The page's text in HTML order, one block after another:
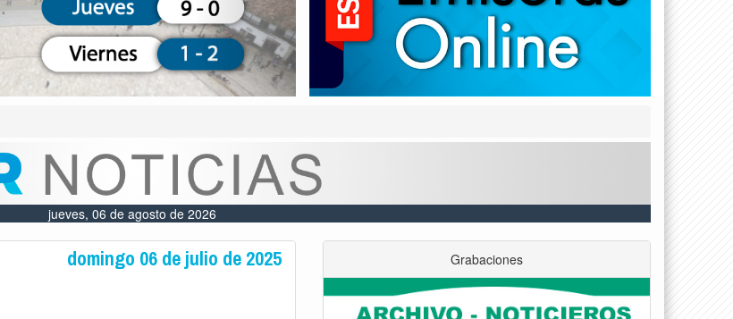
jueves, 06 de agosto de 2026
domingo 06 de julio de 2025 Grabaciones